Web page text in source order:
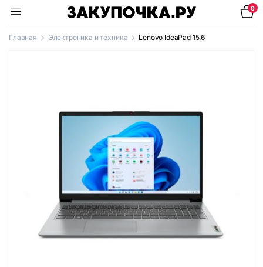
0
Главная Электроника и техника Lenovo IdeaPad 15.6